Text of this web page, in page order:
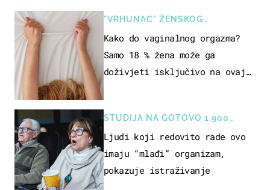
"VRHUNAC" ŽENSKOG
SEKSUALNOG ISKUSTVA
Kako do vaginalnog orgazma?
Samo 18 % žena može ga
doživjeti isključivo na ovaj
STUDIJA NA GOTOVO 1.900
OSOBA
Ljudi koji redovito rade ovo
imaju “mlađi” organizam,
pokazuje istraživanje